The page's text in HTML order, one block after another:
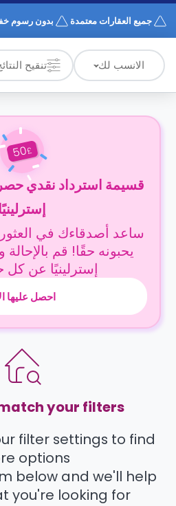
كيف
تعمل؟
الأسئلة
الشائعة
جميع العقارات معتمدة بدون رسوم
الانسب لك تنقيح
£
50
إسترلينيًا
ساعد أصدقاءك في
إسترلينيًا عن
احصل عليها
your filters.
filter settings to find
options.
below and we'll help
you're looking for.